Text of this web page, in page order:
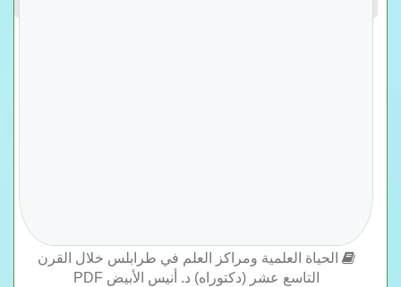
الحياة العلمية ومراكز العلم في طرابلس خلال القرن
التاسع عشر (دكتوراه) د. أنيس الأبيض PDF